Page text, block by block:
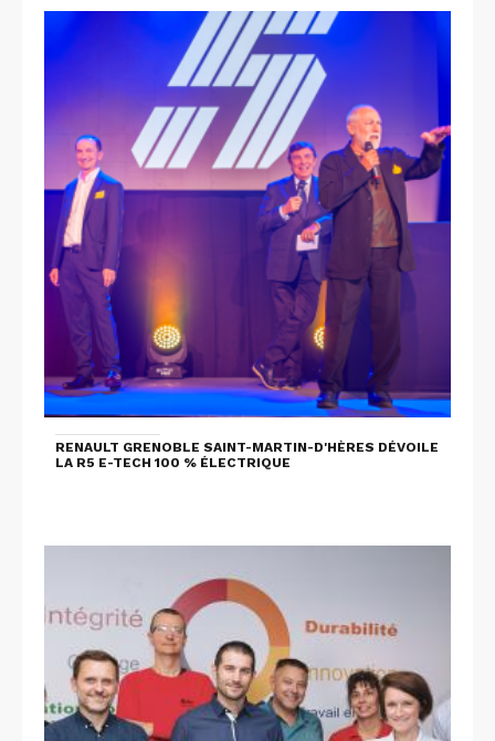
RENAULT GRENOBLE SAINT-MARTIN-D'HÈRES DÉVOILE
LA R5 E-TECH 100 % ÉLECTRIQUE